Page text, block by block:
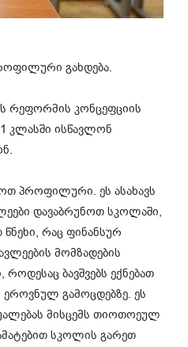
გახდება.
რეფორმის კონცეფციის
კლასში ისწავლონ
პროფილური. ეს ასახავს
დავაბრუნოთ სკოლაში,
რაც ფინანსურ
მომზადების
ბავშვებს ექნებათ
გამოცდებზე. ეს
მისცემს თიოთოეულ
სკოლის გარეთ